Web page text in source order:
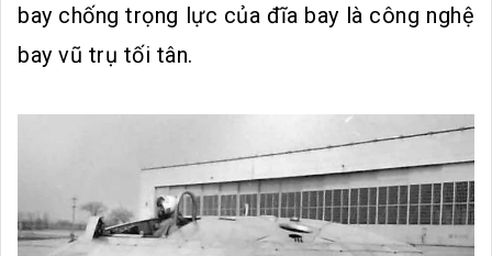
bay chống trọng lực của đĩa bay là công nghệ
bay vũ trụ tối tân.